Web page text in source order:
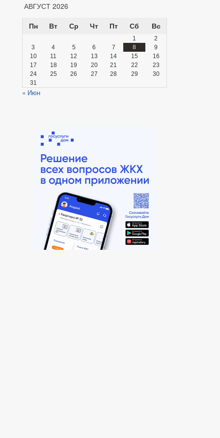
АВГУСТ 2026
Пн
Вт Ср Чт Пт Сб Вс
1
2
3
4 5 6 7 8
9
10
11 12 13 14 15
16
17
18 19 20 21 22
23
24
25 26 27 28 29
30
31
« Июн